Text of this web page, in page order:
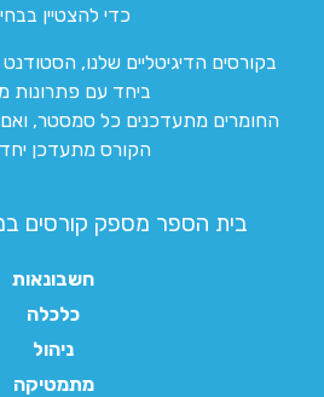
כדי להצטיין
בקורסים הדיגיטליים שלנו,
ביחד עם פתרונות
החומרים מתעדכנים כל סמסטר,
הקורס מתעדכן יחד
בית הספר מספק קורסים
חשבונאות
כלכלה
ניהול
מתמטיקה